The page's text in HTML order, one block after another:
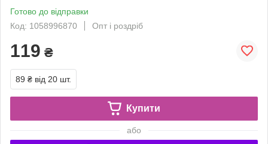
Готово до відправки
Код: 1058996870
Опт і роздріб
119 ₴
89 ₴ від 20 шт.
Купити
або